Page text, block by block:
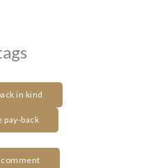
in kind
pay-back
comment